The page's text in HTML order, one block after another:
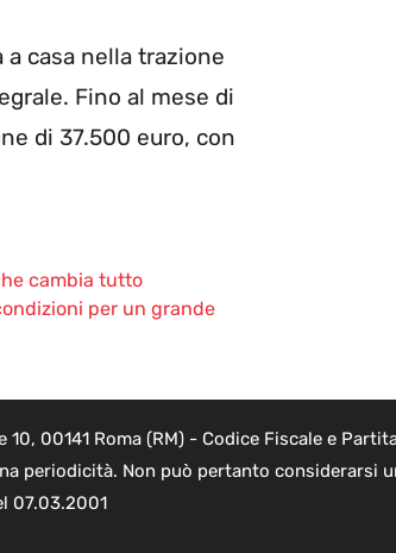
a casa nella trazione
Fino al mese di
di 37.500 euro, con
cambia tutto
per un grande
00141 Roma (RM) - Codice Fiscale e
periodicità. Non può pertanto considerarsi
07.03.2001